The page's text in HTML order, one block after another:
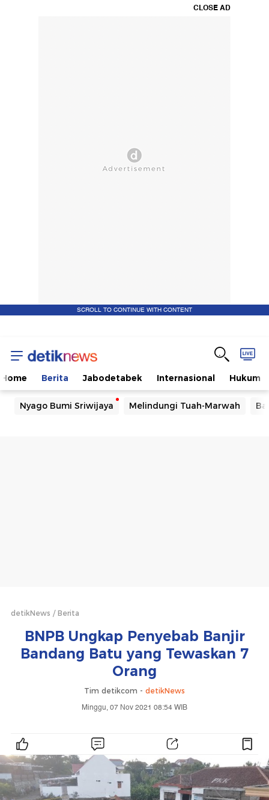
CLOSE AD
SCROLL TO CONTINUE WITH CONTENT
Home Berita Jabodetabek Internasional Hukum
Nyago Bumi Sriwijaya Melindungi Tuah-Marwah
detikNews Berita
BNPB Ungkap Penyebab Banjir
Bandang Batu yang Tewaskan 7
Orang
Tim detikcom - detikNews
Minggu, 07 Nov 2021 08:54 WIB